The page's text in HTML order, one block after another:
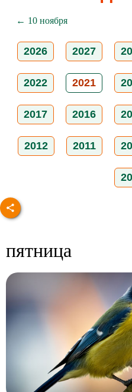
← 10 ноября
2026 2027
2022 2021
2017 2016
2012 2011
пятница